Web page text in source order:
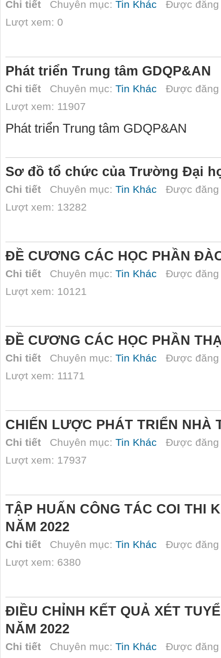
Chi tiết Chuyên mục: Tin Khác Được
Lượt xem: 0
Phát triển Trung tâm GDQP&AN
Chi tiết Chuyên mục: Tin Khác Được
Lượt xem: 11907
Phát triển Trung tâm GDQP&AN
Sơ đồ tổ chức của Trường Đại
Chi tiết Chuyên mục: Tin Khác Được
Lượt xem: 13282
ĐỀ CƯƠNG CÁC HỌC PHẦN
Chi tiết Chuyên mục: Tin Khác Được
Lượt xem: 10121
ĐỀ CƯƠNG CÁC HỌC PHẦN
Chi tiết Chuyên mục: Tin Khác Được
Lượt xem: 11171
CHIẾN LƯỢC PHÁT TRIỂN NHÀ
Chi tiết Chuyên mục: Tin Khác Được
Lượt xem: 17937
TẬP HUẤN CÔNG TÁC COI THI
NĂM 2022
Chi tiết Chuyên mục: Tin Khác Được
Lượt xem: 6380
ĐIỀU CHỈNH KẾT QUẢ XÉT
NĂM 2022
Chi tiết Chuyên mục: Tin Khác Được